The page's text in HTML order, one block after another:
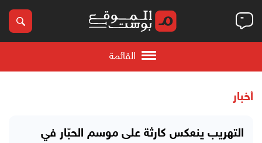
القائمة
أخبار
التهريب ينعكس كارثة على موسم الحبّار في